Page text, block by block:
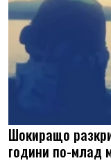
Шокиращо
години по-млад